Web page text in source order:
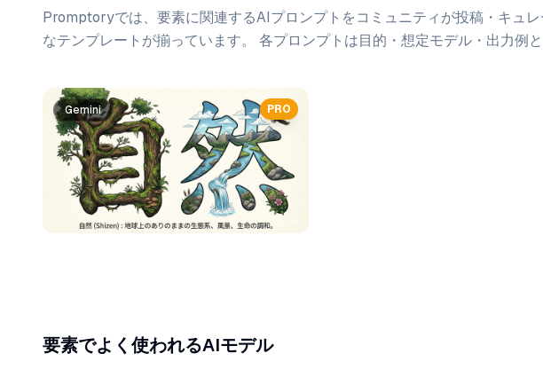
Promptoryでは、 要素に関連するAIプロンプトをコミュニティが投稿・キュレ
なテンプレートが揃っています。 各プロンプトは目的・想定モデル・出力例
プロンプト一覧
PRO
Gemini
要素でよく使われるAIモデル